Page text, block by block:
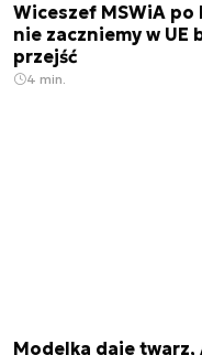
Wiceszef MSWiA po
nie zaczniemy w UE
przejść
4 min.
Modelka daje twarz,